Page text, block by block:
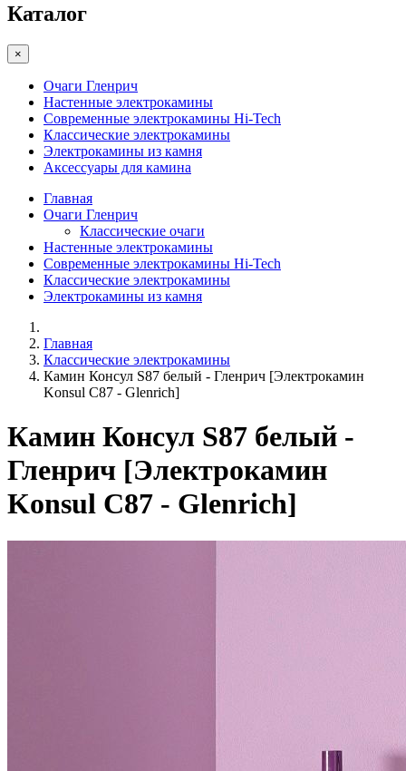
Каталог
×
Очаги Гленрич
Настенные электрокамины
Современные электрокамины Hi-Tech
Классические электрокамины
Электрокамины из камня
Аксессуары для камина
Главная
Очаги Гленрич
Классические очаги
Настенные электрокамины
Современные электрокамины Hi-Tech
Классические электрокамины
Электрокамины из камня
Главная
Классические электрокамины
Камин Консул S87 белый - Гленрич [Электрокамин
Konsul С87 - Glenrich]
Камин Консул S87 белый -
Гленрич [Электрокамин
Konsul С87 - Glenrich]